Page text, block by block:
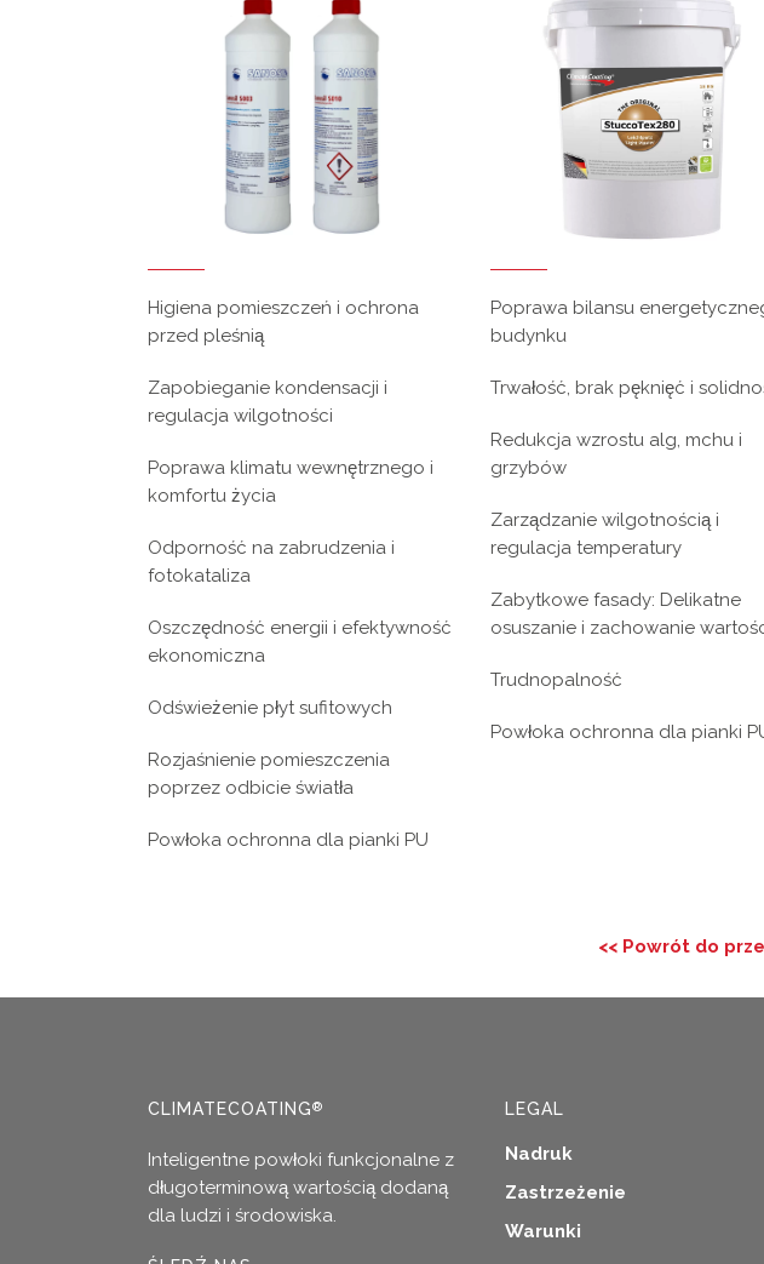
Higiena pomieszczeń i ochrona
przed pleśnią
Zapobieganie kondensacji i
regulacja wilgotności
Poprawa klimatu wewnętrznego i
komfortu życia
Odporność na zabrudzenia i
fotokataliza
Oszczędność energii i efektywność
ekonomiczna
Odświeżenie płyt sufitowych
Rozjaśnienie pomieszczenia
poprzez odbicie światła
Powłoka ochronna dla pianki PU
Poprawa bilansu
budynku
Trwałość, brak pęknięć i
Redukcja wzrostu alg, mchu i
grzybów
Zarządzanie wilgotnością i
regulacja temperatury
Zabytkowe fasady: Delikatne
osuszanie i zachowanie
Trudnopalność
Powłoka ochronna dla pianki
<< Powrót do
CLIMATECOATING®
Inteligentne powłoki funkcjonalne z
długoterminową wartością dodaną
dla ludzi i środowiska.
LEGAL
Nadruk
Zastrzeżenie
Warunki